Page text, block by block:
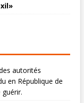
autorités
en République de